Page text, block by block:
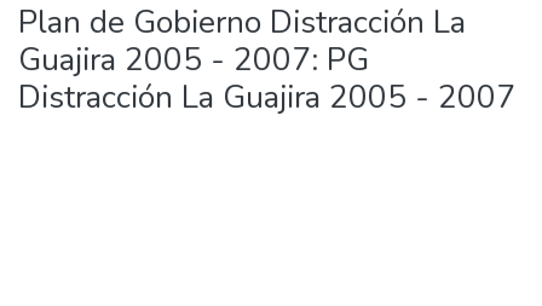
Plan de Gobierno Distracción La
Guajira 2005 - 2007: PG
Distracción La Guajira 2005 - 2007